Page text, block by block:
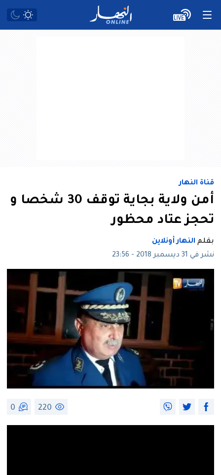
قناة النهار
أمن ولاية بجاية توقف 30 شخصا و
تحجز عتاد محظور
بقلم النهار أونلاين
نشر في 31 ديسمبر 2018 - 23:56
220
0